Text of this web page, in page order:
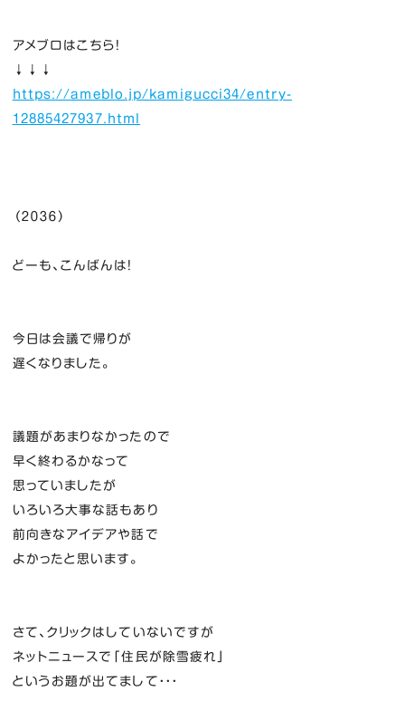
アメブロはこちら！
↓↓↓
https://ameblo.jp/kamigucci34/entry-
12885427937.html
（２０３６）
どーも、こんばんは！
今日は会議で帰りが
遅くなりました。
議題があまりなかったので
早く終わるかなって
思っていましたが
いろいろ大事な話もあり
前向きなアイデアや話で
よかったと思います。
さて、クリックはしていないですが
ネットニュースで「住民が除雪疲れ」
というお題が出てまして・・・